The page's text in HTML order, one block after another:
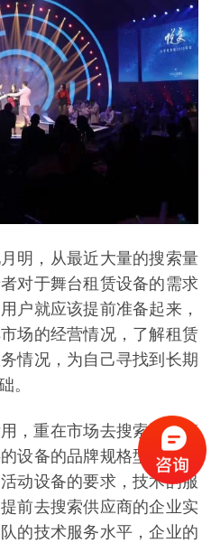
明，从最近大量的搜索量
对于舞台租赁设备的需求
户就应该提前准备起来，
场的经营情况，了解租赁
情况，为自己寻找到长期
。
，重在市场去搜索比较筛
设备的品牌规格型号价格
动设备的要求，技术的服
前去搜索供应商的企业实
的技术服务水平，企业的